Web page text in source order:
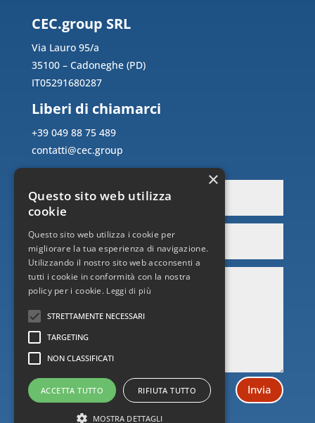
CEC.group SRL
Via Lauro 95/a
35100 – Cadoneghe (PD)
IT05291680287
Liberi di chiamarci
+39 049 88 75 489
contatti@cec.group
Invia
×
Questo sito web utilizza
cookie
Questo sito web utilizza i cookie per
migliorare la tua esperienza di navigazione.
Utilizzando il nostro sito web acconsenti a
tutti i cookie in conformità con la nostra
policy per i cookie. Leggi di più
STRETTAMENTE NECESSARI
TARGETING
NON CLASSIFICATI
ACCETTA TUTTO RIFIUTA TUTTO
MOSTRA DETTAGLI